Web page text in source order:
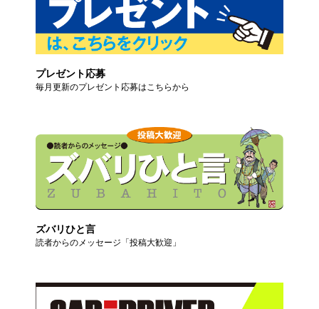
プレゼント応募
毎月更新のプレゼント応募はこちらから
ズバリひと言
読者からのメッセージ「投稿大歓迎」